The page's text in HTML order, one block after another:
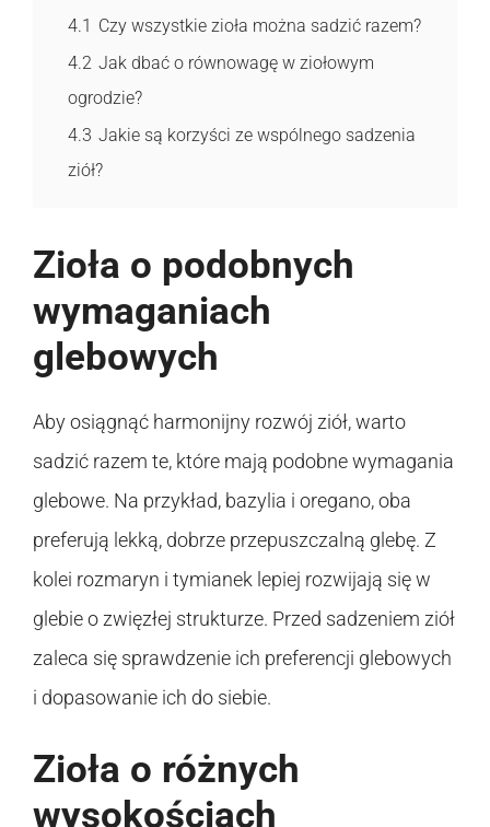
4.1 Czy wszystkie zioła można sadzić razem?
4.2 Jak dbać o równowagę w ziołowym
ogrodzie?
4.3 Jakie są korzyści ze wspólnego sadzenia
ziół?
Zioła o podobnych
wymaganiach
glebowych
Aby osiągnąć harmonijny rozwój ziół, warto
sadzić razem te, które mają podobne wymagania
glebowe. Na przykład, bazylia i oregano, oba
preferują lekką, dobrze przepuszczalną glebę. Z
kolei rozmaryn i tymianek lepiej rozwijają się w
glebie o zwięzłej strukturze. Przed sadzeniem ziół
zaleca się sprawdzenie ich preferencji glebowych
i dopasowanie ich do siebie.
Zioła o różnych
wysokościach